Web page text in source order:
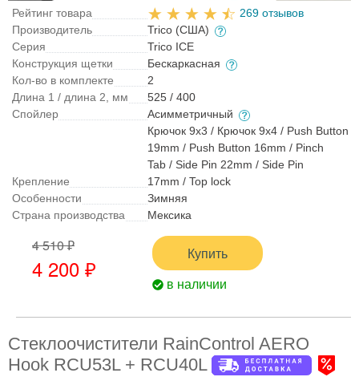
Рейтинг товара
269 отзывов
Производитель
Trico (США)
Серия
Trico ICE
Конструкция щетки
Бескаркасная
Кол-во в комплекте
2
Длина 1 / длина 2, мм
525 / 400
Спойлер
Асимметричный
Крепление
Крючок 9x3 / Крючок 9x4 / Push Button
19mm / Push Button 16mm / Pinch
Tab / Side Pin 22mm / Side Pin
17mm / Top lock
Особенности
Зимняя
Страна производства
Мексика
4 510 ₽
4 200 ₽
Купить
в наличии
Стеклоочистители RainControl AERO
Hook RCU53L + RCU40L